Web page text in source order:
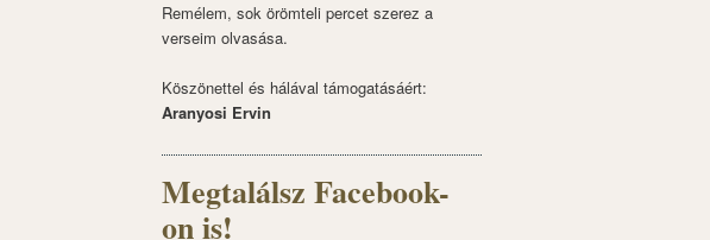
Remélem, sok örömteli percet szerez a
verseim olvasása.
Köszönettel és hálával támogatásáért:
Aranyosi Ervin
Megtalálsz Facebook-
on is!